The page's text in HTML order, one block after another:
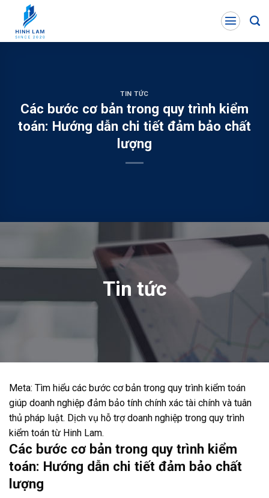
content
TIN TỨC
Các bước cơ bản trong quy trình kiểm
toán: Hướng dẫn chi tiết đảm bảo chất
lượng
Tin tức
Meta: Tìm hiểu các bước cơ bản trong quy trình kiểm toán
giúp doanh nghiệp đảm bảo tính chính xác tài chính và tuân
thủ pháp luật. Dịch vụ hỗ trợ doanh nghiệp trong quy trình
kiểm toán từ Hinh Lam.
Các bước cơ bản trong quy trình kiểm
toán: Hướng dẫn chi tiết đảm bảo chất
lượng